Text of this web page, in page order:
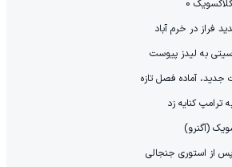
فراز در خرم آباد
به لیدز پیوست
جدید، آماده فصل تازه
ترامپ کنایه زد
(آگنرو)
از استوری جنجالی